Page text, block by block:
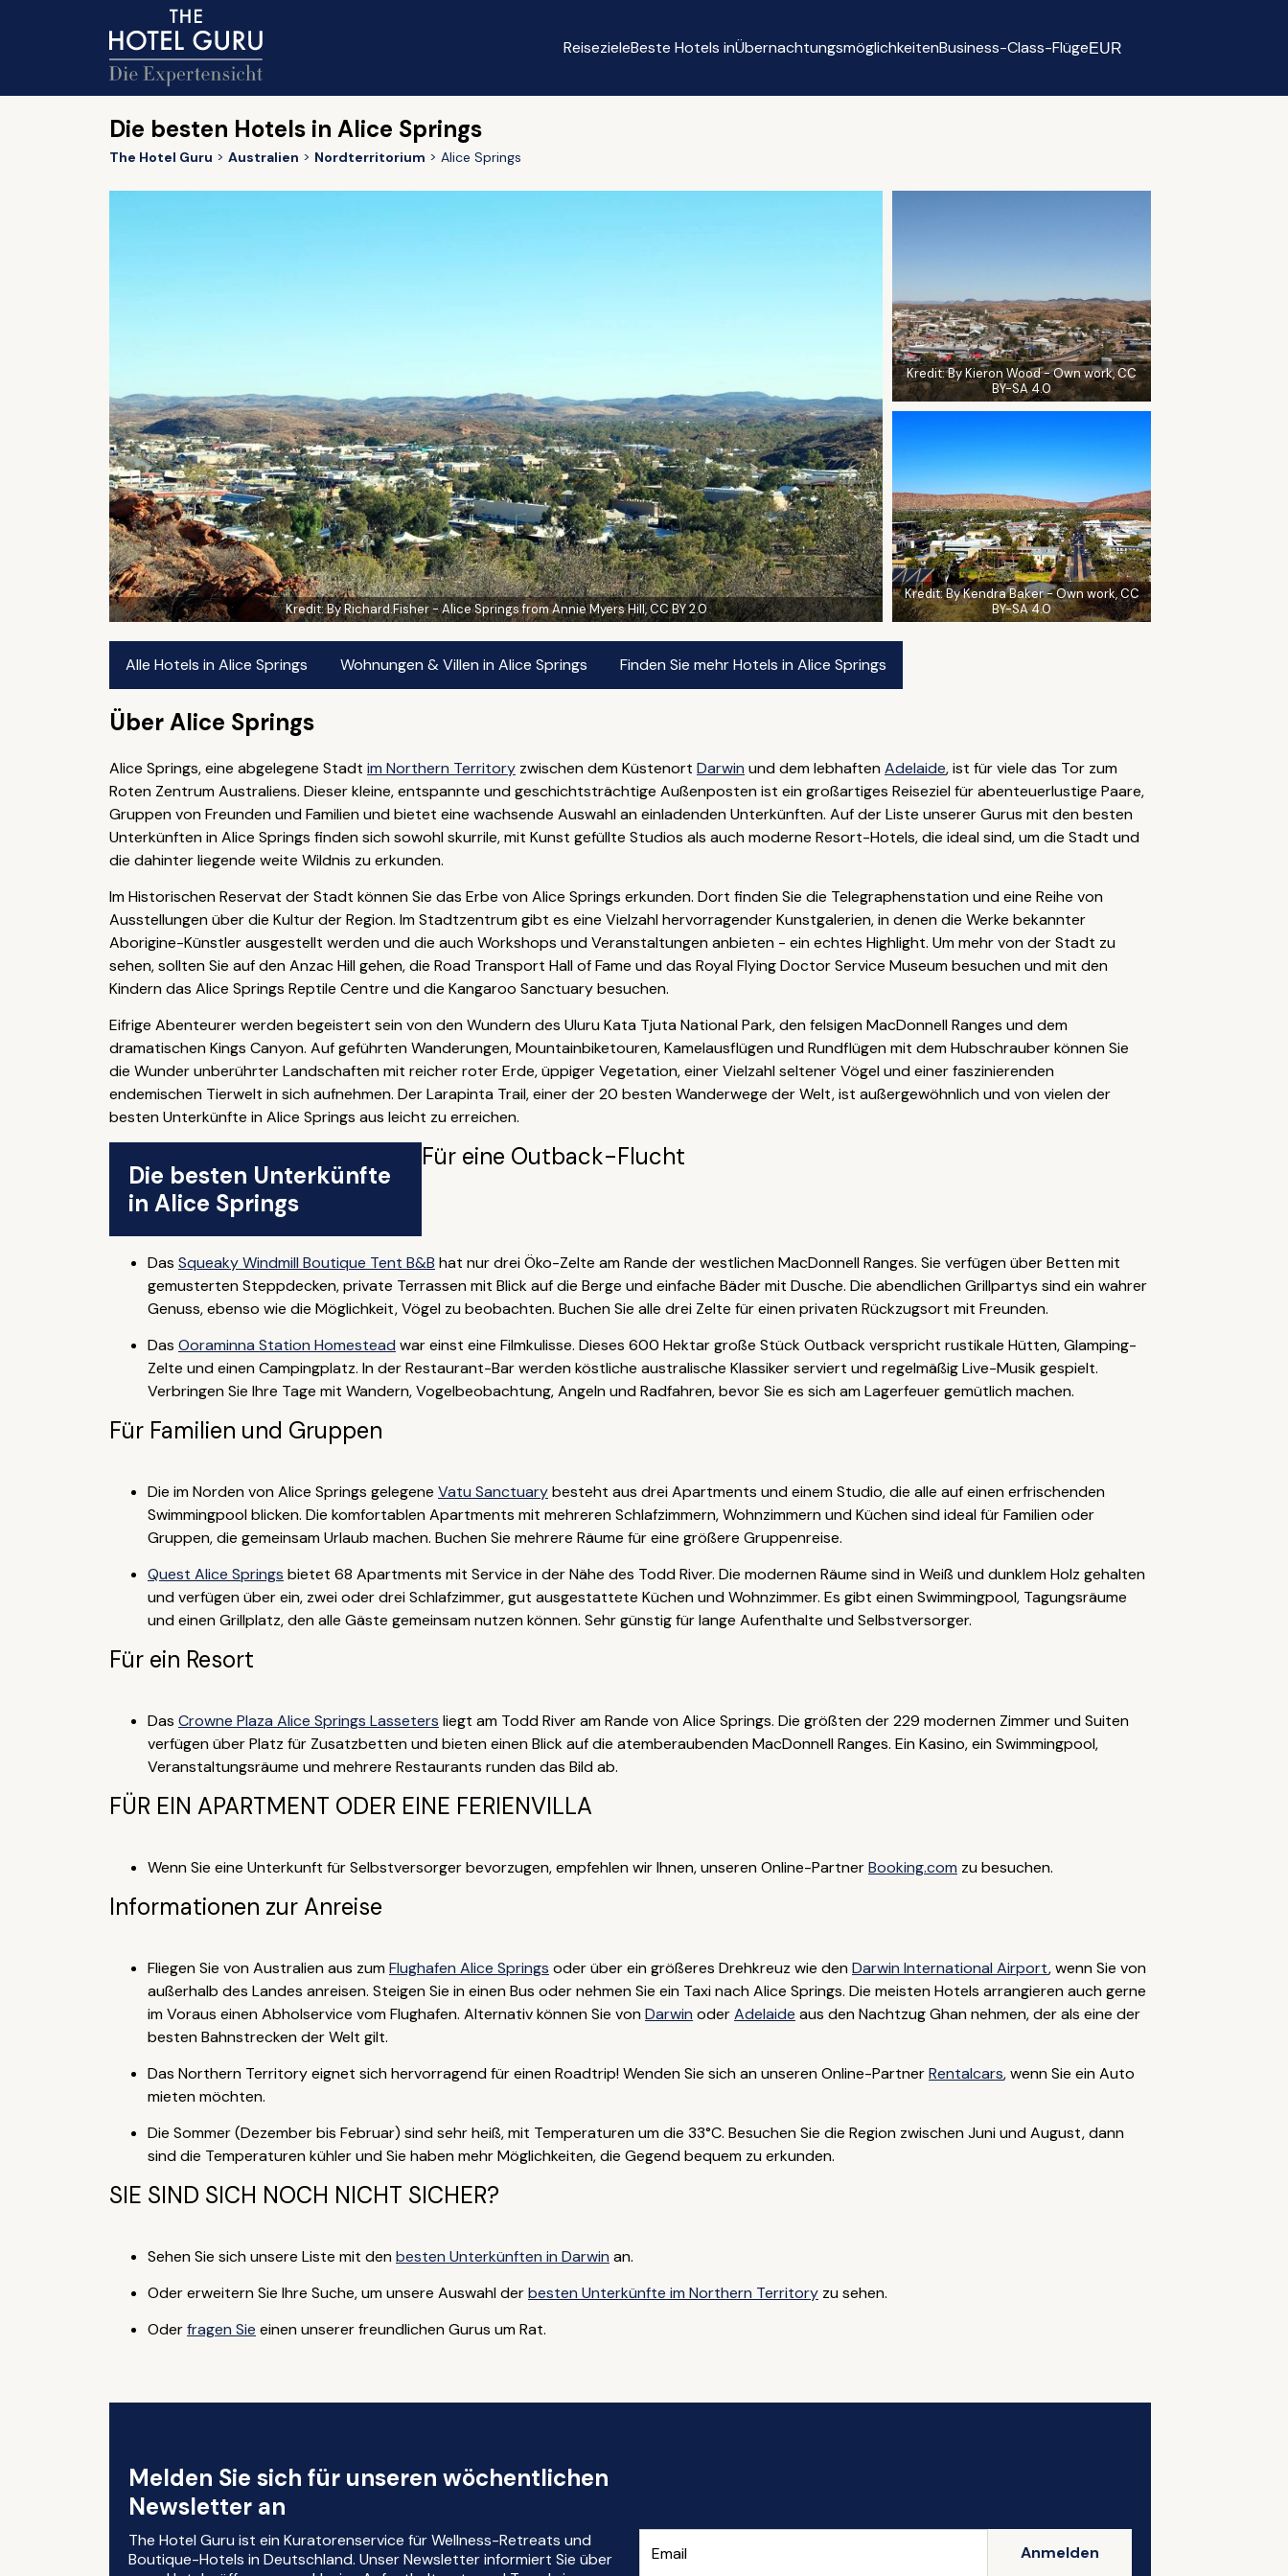
ReisezieleBeste Hotels inÜbernachtungsmöglichkeitenBusiness-Class-FlügeEUR
Die besten Hotels in Alice Springs
The Hotel Guru Australien Nordterritorium Alice Springs
Kredit:By Richard.Fisher - Alice Springs from Annie Myers Hill, CC BY 2.0
Kredit:By Kieron Wood - Own work, CC
BY-SA 4.0
Kredit:By Kendra Baker - Own work, CC
BY-SA 4.0
Alle Hotels in Alice Springs Wohnungen & Villen in Alice Springs Finden Sie mehr Hotels in Alice Springs
Über Alice Springs
Alice Springs, eine abgelegene Stadt im Northern Territoryzwischen dem Küstenort Darwin und dem lebhaftenAdelaide, ist für viele das Tor zum
Roten Zentrum Australiens. Dieser kleine, entspannte und geschichtsträchtige Außenposten ist ein großartiges Reiseziel für abenteuerlustige Paare,
Gruppen von Freunden und Familien und bietet eine wachsende Auswahl an einladenden Unterkünften. Auf der Liste unserer Gurus mit den besten
Unterkünften in Alice Springs finden sich sowohl skurrile, mit Kunst gefüllte Studios als auch moderne Resort-Hotels, die ideal sind, um die Stadt und
die dahinter liegende weite Wildnis zu erkunden.
Im Historischen Reservat der Stadt können Sie das Erbe von Alice Springs erkunden. Dort finden Sie die Telegraphenstation und eine Reihe von
Ausstellungen über die Kultur der Region. Im Stadtzentrum gibt es eine Vielzahl hervorragender Kunstgalerien, in denen die Werke bekannter
Aborigine-Künstler ausgestellt werden und die auch Workshops und Veranstaltungen anbieten - ein echtes Highlight. Um mehr von der Stadt zu
sehen, sollten Sie auf den Anzac Hill gehen, die Road Transport Hall of Fame und das Royal Flying Doctor Service Museum besuchen und mit den
Kindern das Alice Springs Reptile Centre und die Kangaroo Sanctuary besuchen.
Eifrige Abenteurer werden begeistert sein von den Wundern des Uluru Kata Tjuta National Park, den felsigen MacDonnell Ranges und dem
dramatischen Kings Canyon. Auf geführten Wanderungen, Mountainbiketouren, Kamelausflügen und Rundflügen mit dem Hubschrauber können Sie
die Wunder unberührter Landschaften mit reicher roter Erde, üppiger Vegetation, einer Vielzahl seltener Vögel und einer faszinierenden
endemischen Tierwelt in sich aufnehmen. Der Larapinta Trail, einer der 20 besten Wanderwege der Welt, ist außergewöhnlich und von vielen der
besten Unterkünfte in Alice Springs aus leicht zu erreichen.
Die besten Unterkünfte
in Alice Springs
Für eine Outback-Flucht
Das Squeaky Windmill Boutique Tent B&B hat nur drei Öko-Zelte am Rande der westlichen MacDonnell Ranges. Sie verfügen über Betten mit
gemusterten Steppdecken, private Terrassen mit Blick auf die Berge und einfache Bäder mit Dusche. Die abendlichen Grillpartys sind ein wahrer
Genuss, ebenso wie die Möglichkeit, Vögel zu beobachten. Buchen Sie alle drei Zelte für einen privaten Rückzugsort mit Freunden.
Das Ooraminna Station Homestead war einst eine Filmkulisse. Dieses 600 Hektar große Stück Outback verspricht rustikale Hütten, Glamping-
Zelte und einen Campingplatz. In der Restaurant-Bar werden köstliche australische Klassiker serviert und regelmäßig Live-Musik gespielt.
Verbringen Sie Ihre Tage mit Wandern, Vogelbeobachtung, Angeln und Radfahren, bevor Sie es sich am Lagerfeuer gemütlich machen.
Für Familien und Gruppen
Die im Norden von Alice Springs gelegene Vatu Sanctuarybesteht aus drei Apartments und einem Studio, die alle auf einen erfrischenden
Swimmingpool blicken. Die komfortablen Apartments mit mehreren Schlafzimmern, Wohnzimmern und Küchen sind ideal für Familien oder
Gruppen, die gemeinsam Urlaub machen. Buchen Sie mehrere Räume für eine größere Gruppenreise.
Quest Alice Springs bietet 68 Apartments mit Service in der Nähe des Todd River. Die modernen Räume sind in Weiß und dunklem Holz gehalten
und verfügen über ein, zwei oder drei Schlafzimmer, gut ausgestattete Küchen und Wohnzimmer. Es gibt einen Swimmingpool, Tagungsräume
und einen Grillplatz, den alle Gäste gemeinsam nutzen können. Sehr günstig für lange Aufenthalte und Selbstversorger.
Für ein Resort
Das Crowne Plaza Alice Springs Lasseters liegt am Todd River am Rande von Alice Springs. Die größten der 229 modernen Zimmer und Suiten
verfügen über Platz für Zusatzbetten und bieten einen Blick auf die atemberaubenden MacDonnell Ranges. Ein Kasino, ein Swimmingpool,
Veranstaltungsräume und mehrere Restaurants runden das Bild ab.
FÜR EIN APARTMENT ODER EINE FERIENVILLA
Wenn Sie eine Unterkunft für Selbstversorger bevorzugen, empfehlen wir Ihnen, unseren Online-PartnerBooking.com zu besuchen.
Informationen zur Anreise
Fliegen Sie von Australien aus zumFlughafen Alice Springs oder über ein größeres Drehkreuz wie denDarwin International Airport, wenn Sie von
außerhalb des Landes anreisen. Steigen Sie in einen Bus oder nehmen Sie ein Taxi nach Alice Springs. Die meisten Hotels arrangieren auch gerne
im Voraus einen Abholservice vom Flughafen. Alternativ können Sie vonDarwin oderAdelaide aus den Nachtzug Ghan nehmen, der als eine der
besten Bahnstrecken der Welt gilt.
Das Northern Territory eignet sich hervorragend für einen Roadtrip! Wenden Sie sich an unseren Online-PartnerRentalcars, wenn Sie ein Auto
mieten möchten.
Die Sommer (Dezember bis Februar) sind sehr heiß, mit Temperaturen um die 33°C. Besuchen Sie die Region zwischen Juni und August, dann
sind die Temperaturen kühler und Sie haben mehr Möglichkeiten, die Gegend bequem zu erkunden.
SIE SIND SICH NOCH NICHT SICHER?
Sehen Sie sich unsere Liste mit denbesten Unterkünften in Darwin an.
Oder erweitern Sie Ihre Suche, um unsere Auswahl derbesten Unterkünfte im Northern Territoryzu sehen.
Oderfragen Sie einen unserer freundlichen Gurus um Rat.
Melden Sie sich für unseren wöchentlichen
Newsletter an
The Hotel Guru ist ein Kuratorenservice für Wellness-Retreats und
Boutique-Hotels in Deutschland. Unser Newsletter informiert Sie über
Anmelden